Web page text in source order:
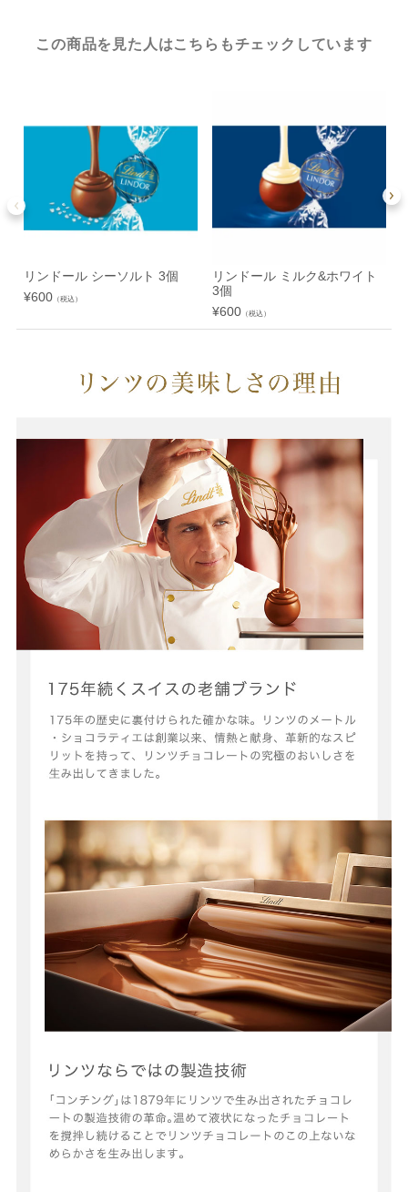
この商品を見た人はこちらもチェックしています
リンドール シーソルト 3個
¥600（税込）
リンドール ミルク&ホワイト
3個
¥600（税込）